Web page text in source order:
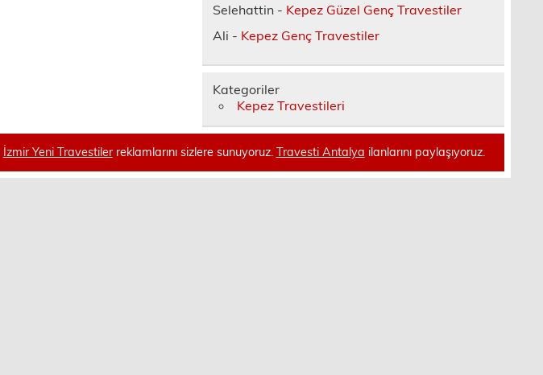
Selehattin - Kepez Güzel Genç Travestiler
Ali - Kepez Genç Travestiler
Kategoriler
Kepez Travestileri
İzmir Yeni Travestilerreklamlarını sizlere sunuyoruz. Travesti Antalya ilanlarını paylaşıyoruz.